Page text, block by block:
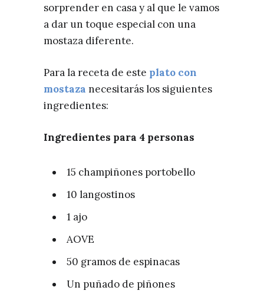
sorprender en casa y al que le vamos
a dar un toque especial con una
mostaza diferente.
Para la receta de este plato con
mostaza necesitarás los siguientes
ingredientes:
Ingredientes para 4 personas
15 champiñones portobello
10 langostinos
1 ajo
AOVE
50 gramos de espinacas
Un puñado de piñones